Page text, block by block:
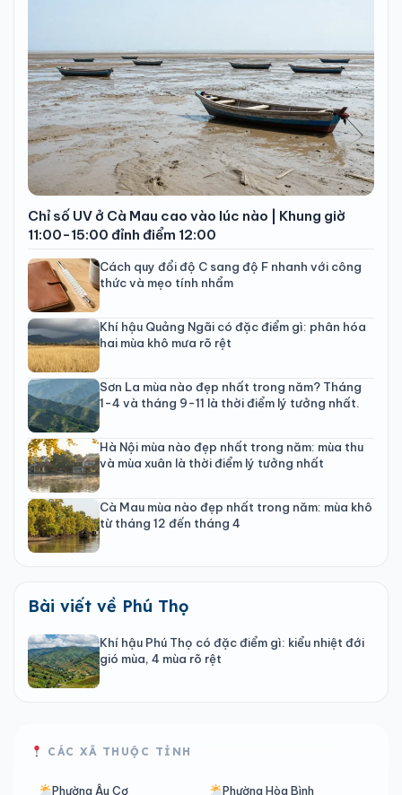
Chỉ số UV ở Cà Mau cao vào lúc nào | Khung giờ
11:00-15:00 đỉnh điểm 12:00
Cách quy đổi độ C sang độ F nhanh với công
thức và mẹo tính nhẩm
Khí hậu Quảng Ngãi có đặc điểm gì: phân hóa
hai mùa khô mưa rõ rệt
Sơn La mùa nào đẹp nhất trong năm? Tháng
1-4 và tháng 9-11 là thời điểm lý tưởng nhất.
Hà Nội mùa nào đẹp nhất trong năm: mùa thu
và mùa xuân là thời điểm lý tưởng nhất
Cà Mau mùa nào đẹp nhất trong năm: mùa khô
từ tháng 12 đến tháng 4
Bài viết về Phú Thọ
Khí hậu Phú Thọ có đặc điểm gì: kiểu nhiệt đới
gió mùa, 4 mùa rõ rệt
CÁC XÃ THUỘC TỈNH
Phường Âu Cơ Phường Hòa Bình